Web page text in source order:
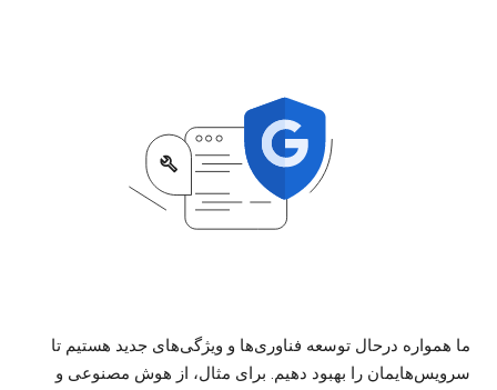
ما همواره درحال توسعه فناوری‌ها و ویژگی‌های جدید هستیم تا
سرویس‌هایمان را بهبود دهیم. برای مثال، از هوش مصنوعی و